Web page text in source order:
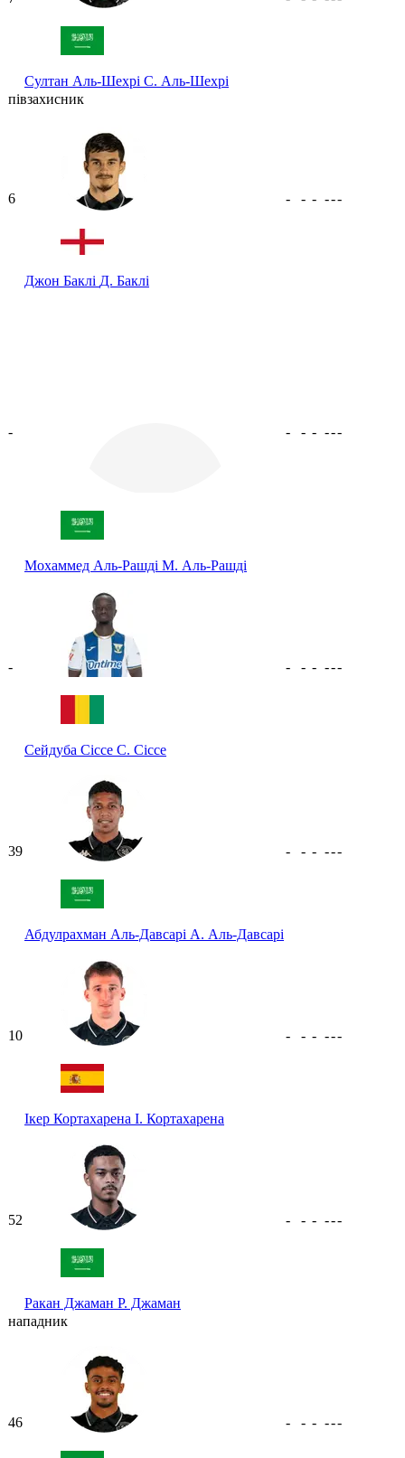
Султан Аль-Шехрі С. Аль-Шехрі
півзахисник
6
Джон Баклі Д. Баклі
- - - ---
-
Мохаммед Аль-Рашді М. Аль-Рашді
- - - ---
-
Сейдуба Сіссе С. Сіссе
- - - ---
39
Абдулрахман Аль-Давсарі А. Аль-Давсарі
- - - ---
10
Ікер Кортахарена І. Кортахарена
- - - ---
52
Ракан Джаман Р. Джаман
- - - ---
нападник
46 - - - ---